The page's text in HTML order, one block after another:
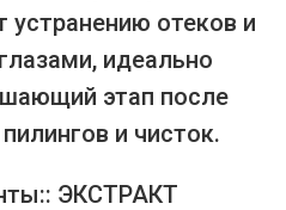
устранению отеков и
идеально
этап после
и чисток.
ЭКСТРАКТ